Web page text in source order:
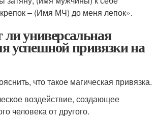
– (Имя МЧ) до меня лепок».
ли универсальная
успешной привязки на
что такое магическая привязка.
воздействие, создающее
человека от другого.